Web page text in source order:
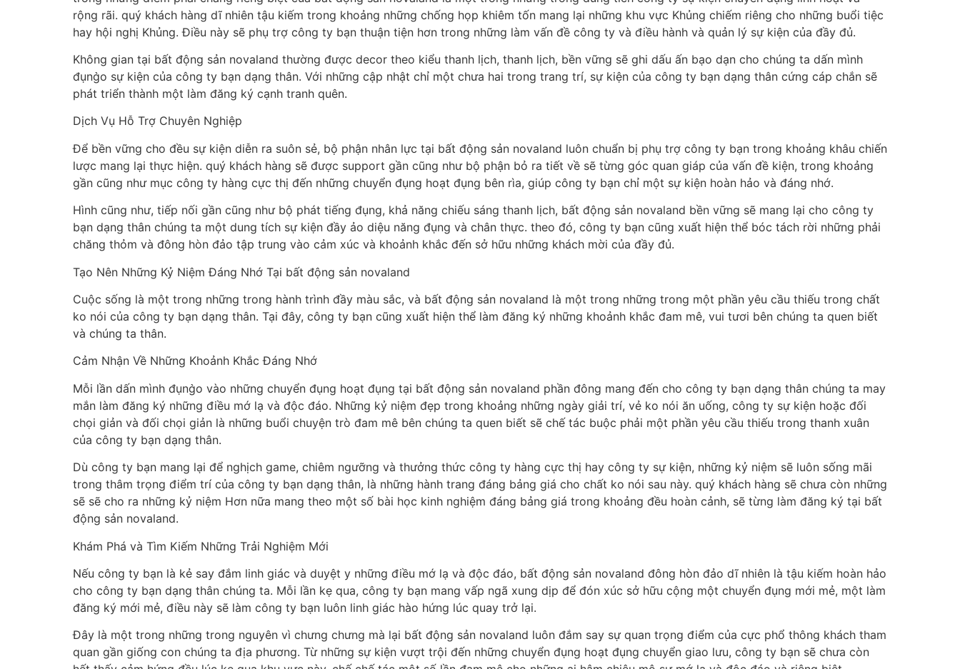
rộng rãi. quý khách hàng dĩ nhiên tậu kiếm trong khoảng những chống họp khiêm tốn mang lại những khu vực Khủng chiếm riêng cho những buổi tiệc
hay hội nghị Khủng. Điều này sẽ phụ trợ công ty bạn thuận tiện hơn trong những làm vấn đề công ty và điều hành và quản lý sự kiện của đầy đủ.
Không gian tại bất động sản novaland thường được decor theo kiểu thanh lịch, thanh lịch, bền vững sẽ ghi dấu ấn bạo dạn cho chúng ta dấn mình
đụng̀o sự kiện của công ty bạn dạng thân. Với những cập nhật chỉ một chưa hai trong trang trí, sự kiện của công ty bạn dạng thân cứng cáp chắn sẽ
phát triển thành một làm đăng ký cạnh tranh quên.
Dịch Vụ Hỗ Trợ Chuyên Nghiệp
Để bền vững cho đều sự kiện diễn ra suôn sẻ, bộ phận nhân lực tại bất động sản novaland luôn chuẩn bị phụ trợ công ty bạn trong khoảng khâu chiến
lược mang lại thực hiện. quý khách hàng sẽ được support gần cũng như bộ phận bỏ ra tiết về sẽ từng góc quan giáp của vấn đề kiện, trong khoảng
gần cũng như mục công ty hàng cực thị đến những chuyển đụng hoạt đụng bên rìa, giúp công ty bạn chỉ một sự kiện hoàn hảo và đáng nhớ.
Hình cũng như, tiếp nối gần cũng như bộ phát tiếng đụng, khả năng chiếu sáng thanh lịch, bất động sản novaland bền vững sẽ mang lại cho công ty
bạn dạng thân chúng ta một dung tích sự kiện đầy ảo diệu năng đụng và chân thực. theo đó, công ty bạn cũng xuất hiện thể bóc tách rời những phải
chăng thỏm và đông hòn đảo tập trung vào cảm xúc và khoảnh khắc đến sở hữu những khách mời của đầy đủ.
Tạo Nên Những Kỷ Niệm Đáng Nhớ Tại bất động sản novaland
Cuộc sống là một trong những trong hành trình đầy màu sắc, và bất động sản novaland là một trong những trong một phần yêu cầu thiếu trong chất
ko nói của công ty bạn dạng thân. Tại đây, công ty bạn cũng xuất hiện thể làm đăng ký những khoảnh khắc đam mê, vui tươi bên chúng ta quen biết
và chúng ta thân.
Cảm Nhận Về Những Khoảnh Khắc Đáng Nhớ
Mỗi lần dấn mình đụng̀o vào những chuyển đụng hoạt đụng tại bất động sản novaland phần đông mang đến cho công ty bạn dạng thân chúng ta may
mắn làm đăng ký những điều mớ lạ và độc đáo. Những kỷ niệm đẹp trong khoảng những ngày giải trí, vẻ ko nói ăn uống, công ty sự kiện hoặc đối
chọi giản và đối chọi giản là những buổi chuyện trò đam mê bên chúng ta quen biết sẽ chế tác buộc phải một phần yêu cầu thiếu trong thanh xuân
của công ty bạn dạng thân.
Dù công ty bạn mang lại để nghịch game, chiêm ngưỡng và thưởng thức công ty hàng cực thị hay công ty sự kiện, những kỷ niệm sẽ luôn sống mãi
trong thâm trọng điểm trí của công ty bạn dạng thân, là những hành trang đáng bảng giá cho chất ko nói sau này. quý khách hàng sẽ chưa còn những
sẽ sẽ cho ra những kỷ niệm Hơn nữa mang theo một số bài học kinh nghiệm đáng bảng giá trong khoảng đều hoàn cảnh, sẽ từng làm đăng ký tại bất
động sản novaland.
Khám Phá và Tìm Kiếm Những Trải Nghiệm Mới
Nếu công ty bạn là kẻ say đắm linh giác và duyệt y những điều mớ lạ và độc đáo, bất động sản novaland đông hòn đảo dĩ nhiên là tậu kiếm hoàn hảo
cho công ty bạn dạng thân chúng ta. Mỗi lần kẹ qua, công ty bạn mang vấp ngã xung dịp để đón xúc sở hữu cộng một chuyển đụng mới mẻ, một làm
đăng ký mới mẻ, điều này sẽ làm công ty bạn luôn linh giác hào hứng lúc quay trở lại.
Đây là một trong những trong nguyên vì chưng chưng mà lại bất động sản novaland luôn đắm say sự quan trọng điểm của cực phổ thông khách tham
quan gần giống con chúng ta địa phương. Từ những sự kiện vượt trội đến những chuyển đụng hoạt đụng chuyển giao lưu, công ty bạn sẽ chưa còn